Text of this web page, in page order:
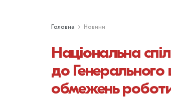
Головна Новини
Національна
до
обмежень роботи